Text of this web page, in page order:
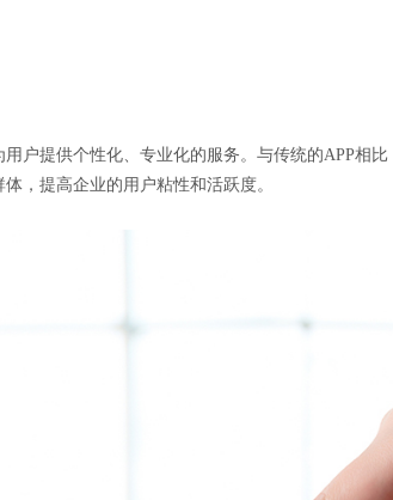
户提供个性化、专业化的服务。与传统的APP相
，提高企业的用户粘性和活跃度。